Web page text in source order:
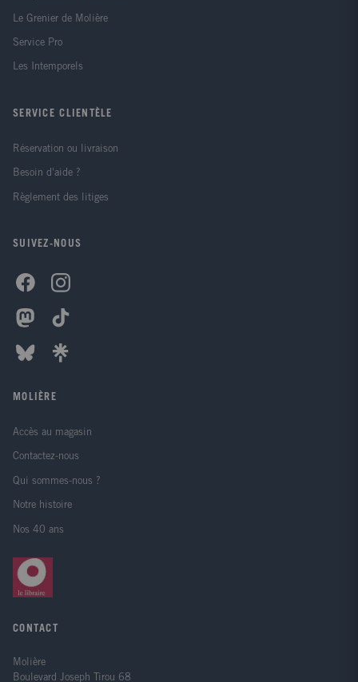
Le Grenier de Molière
Service Pro
Les Intemporels
SERVICE CLIENTÈLE
Réservation ou livraison
Besoin d'aide ?
Règlement des litiges
SUIVEZ-NOUS
MOLIÈRE
Accès au magasin
Contactez-nous
Qui sommes-nous ?
Notre histoire
Nos 40 ans
CONTACT
Molière
Boulevard Joseph Tirou 68